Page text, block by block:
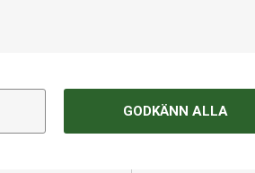
GODKÄNN ALLA